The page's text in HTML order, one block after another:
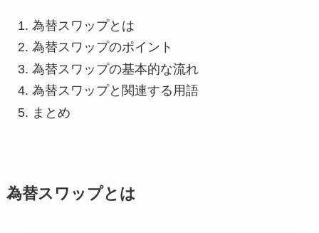
為替スワップとは
為替スワップのポイント
為替スワップの基本的な流れ
為替スワップと関連する用語
まとめ
為替スワップとは